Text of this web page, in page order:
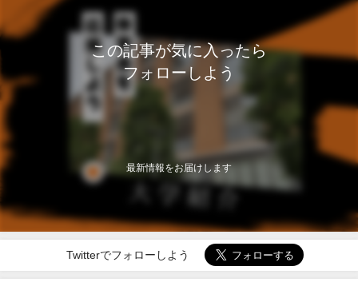
この記事が気に入ったら
フォローしよう
最新情報をお届けします
Twitterでフォローしよう